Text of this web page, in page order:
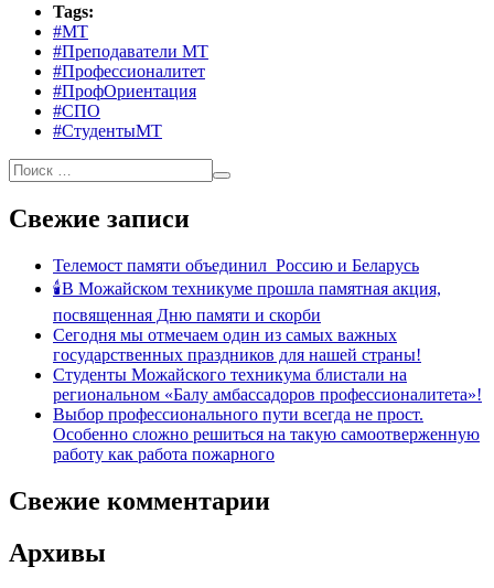
Tags:
#МТ
#Преподаватели МТ
#Профессионалитет
#ПрофОриентация
#СПО
#СтудентыМТ
Свежие записи
Телемост памяти объединил Россию и Беларусь
🕯В Можайском техникуме прошла памятная акция,
посвященная Дню памяти и скорби
Сегодня мы отмечаем один из самых важных
государственных праздников для нашей страны!
Студенты Можайского техникума блистали на
региональном «Балу амбассадоров профессионалитета»!
Выбор профессионального пути всегда не прост.
Особенно сложно решиться на такую самоотверженную
работу как работа пожарного
Свежие комментарии
Архивы